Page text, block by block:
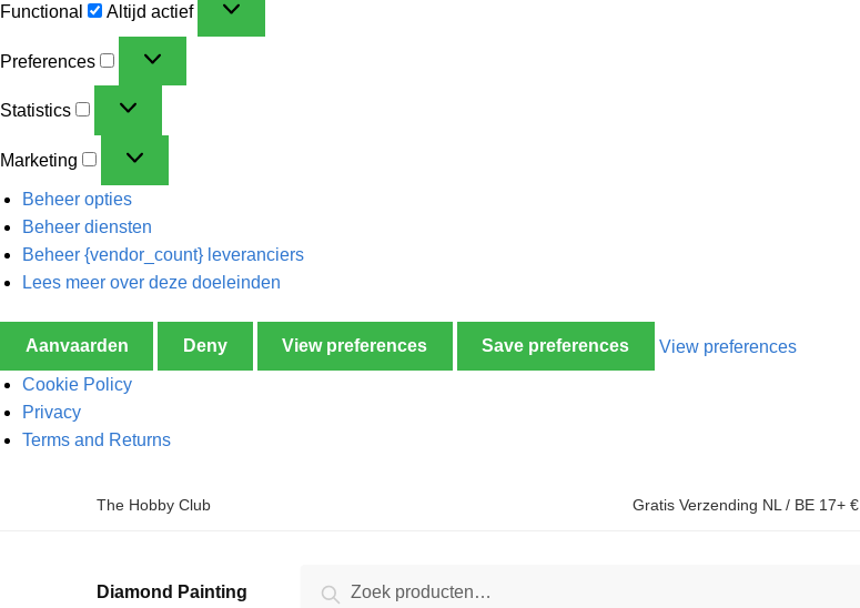
Functional Altijd actief
Preferences
Statistics
Marketing
Beheer opties
Beheer diensten
Beheer {vendor_count} leveranciers
Lees meer over deze doeleinden
Aanvaarden Deny View preferences Save preferences View preferences
Cookie Policy
Privacy
Terms and Returns
The Hobby Club Gratis Verzending NL / BE 17+ €
Diamond Painting Zoeken